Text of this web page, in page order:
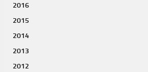
2016
2015
2014
2013
2012